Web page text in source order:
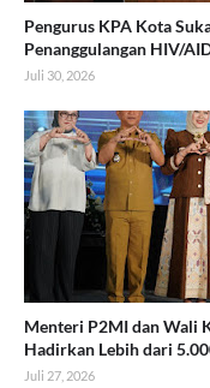
Pengurus KPA Kota
Penanggulangan HIV/
Juli 30, 2026
Menteri P2MI dan Wali
Hadirkan Lebih dari
Juli 27, 2026